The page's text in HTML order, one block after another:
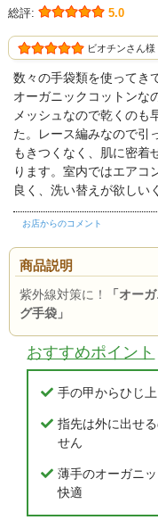
総評: 5.0
ビオチンさん様
数々の手袋類を使ってき
オーガニックコットンな
メッシュなので乾くのも
た。レース編みなので引
もきつくなく、肌に密着
ります。室内ではエアコ
良く、洗い替えが欲しい
お店からのコメント
商品説明
紫外線対策に！
「オー
グ手袋」
おすすめポイント
手の甲からひじ
指先は外に出せ
せん
薄手のオーガニ
快適